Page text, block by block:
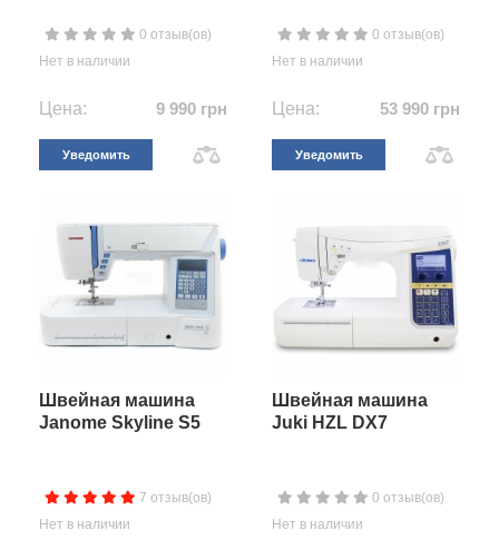
0 отзыв(ов)
Нет в наличии
Цена: 9 990 грн
Уведомить
0 отзыв(ов)
Нет в наличии
Цена: 53 990 грн
Уведомить
Швейная машина
Janome Skyline S5
7 отзыв(ов)
Нет в наличии
Швейная машина
Juki HZL DX7
0 отзыв(ов)
Нет в наличии